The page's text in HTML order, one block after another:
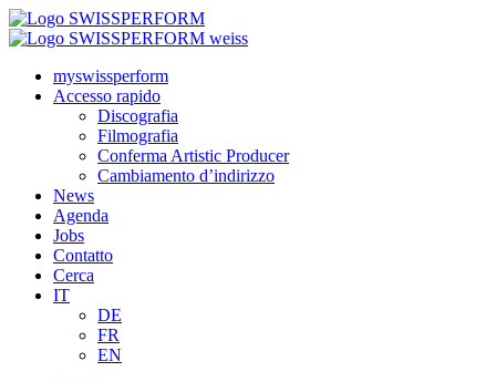
myswissperform
Accesso rapido
Discografia
Filmografia
Conferma Artistic Producer
Cambiamento d’indirizzo
News
Agenda
Jobs
Contatto
Cerca
IT
DE
FR
EN